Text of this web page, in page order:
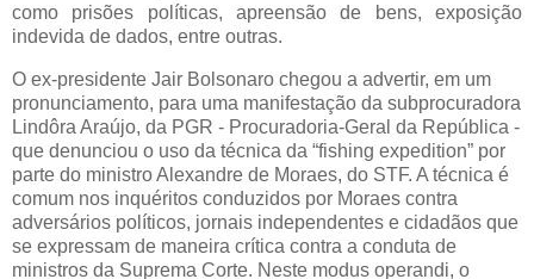
como prisões políticas, apreensão de bens, exposição
indevida de dados, entre outras.
O ex-presidente Jair Bolsonaro chegou a advertir, em um
pronunciamento, para uma manifestação da subprocuradora
Lindôra Araújo, da PGR - Procuradoria-Geral da República -
que denunciou o uso da técnica da “fishing expedition” por
parte do ministro Alexandre de Moraes, do STF. A técnica é
comum nos inquéritos conduzidos por Moraes contra
adversários políticos, jornais independentes e cidadãos que
se expressam de maneira crítica contra a conduta de
ministros da Suprema Corte. Neste modus operandi, o